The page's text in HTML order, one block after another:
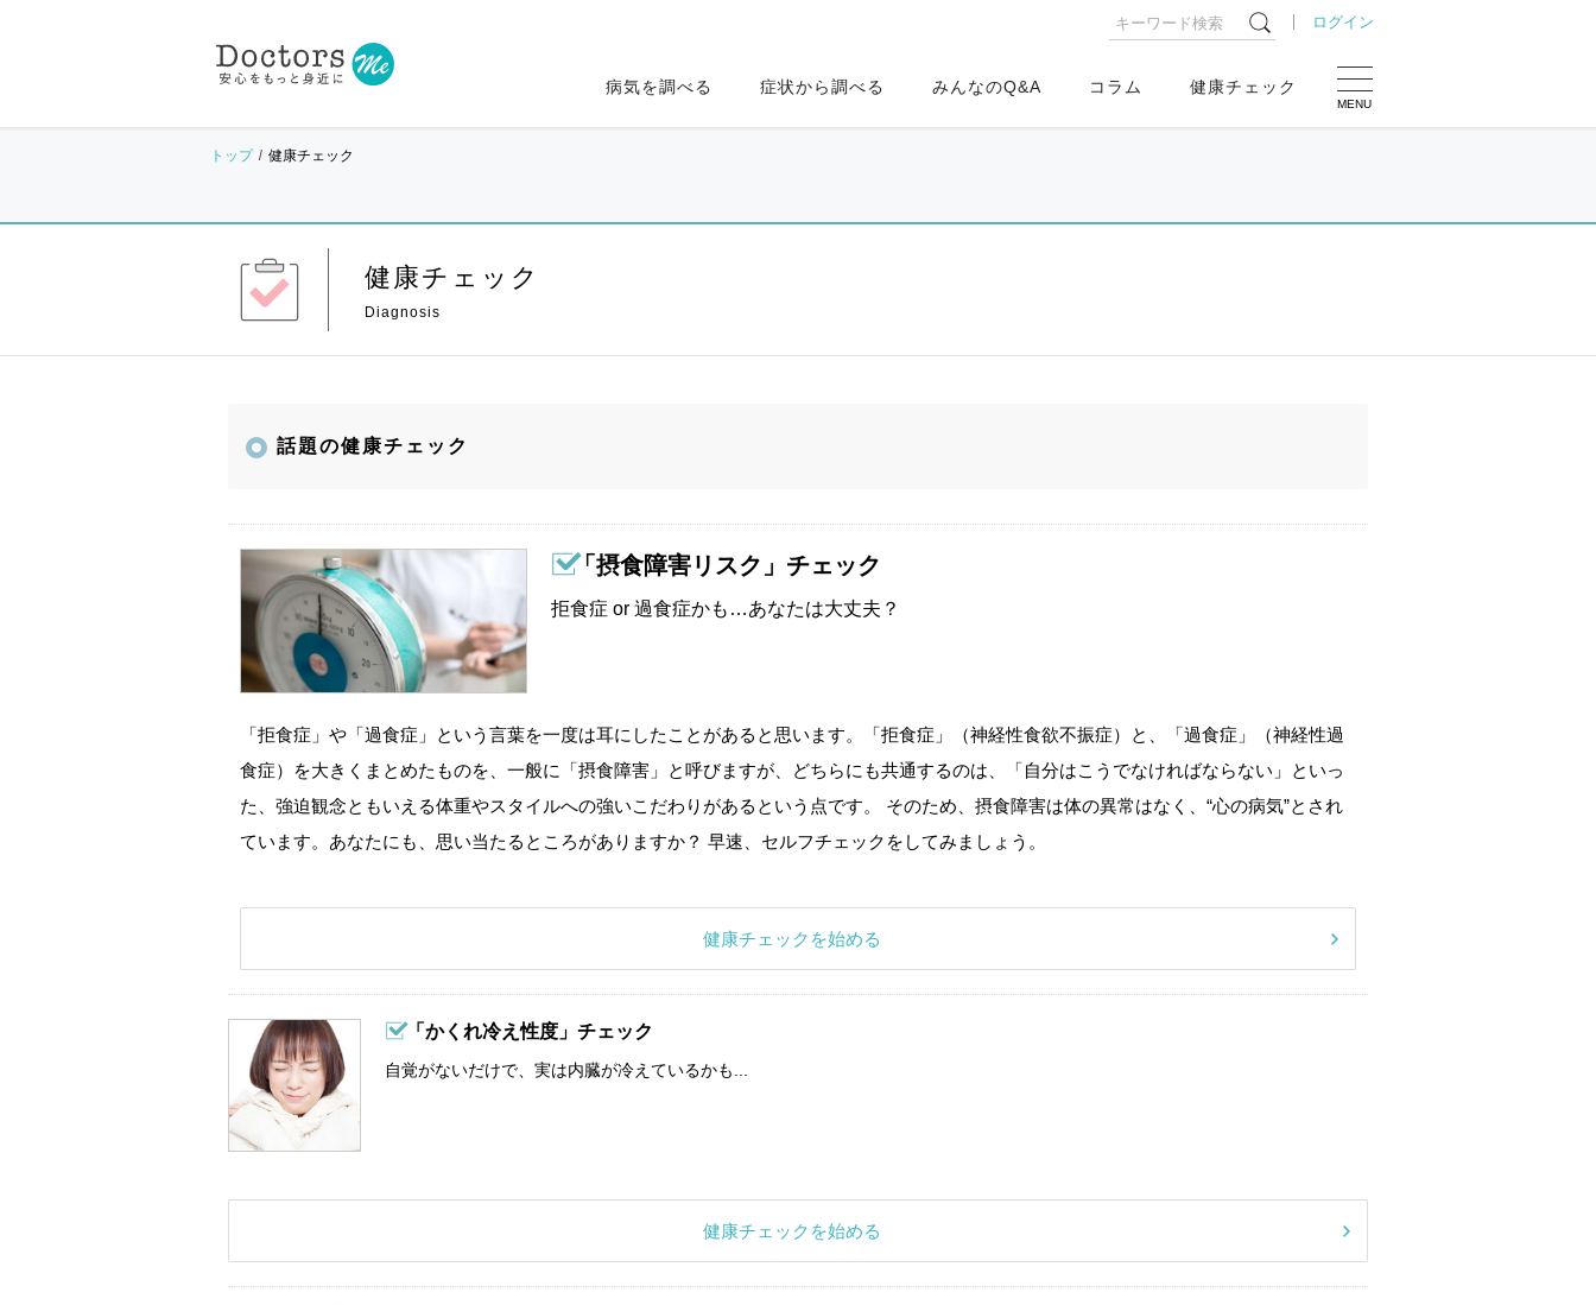
ログイン
MENU
病気を調べる 症状から調べる みんなのQ&A コラム 健康チェック
トップ 健康チェック
健康チェック
話題の健康チェック
「摂食障害リスク」チェック
拒食症 or 過食症かも…あなたは大丈夫？
「拒食症」や「過食症」という言葉を一度は耳にしたことがあると思います。「拒食症」（神経性食欲不振症）と、「過食症」（神経性過
食症）を大きくまとめたものを、一般に「摂食障害」と呼びますが、どちらにも共通するのは、「自分はこうでなければならない」といっ
た、強迫観念ともいえる体重やスタイルへの強いこだわりがあるという点です。 そのため、摂食障害は体の異常はなく、“心の病気”とされ
ています。あなたにも、思い当たるところがありますか？ 早速、セルフチェックをしてみましょう。
健康チェックを始める
「かくれ冷え性度」チェック
自覚がないだけで、実は内臓が冷えているかも...
健康チェックを始める